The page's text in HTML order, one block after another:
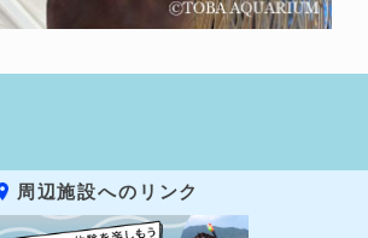
周辺施設へのリンク